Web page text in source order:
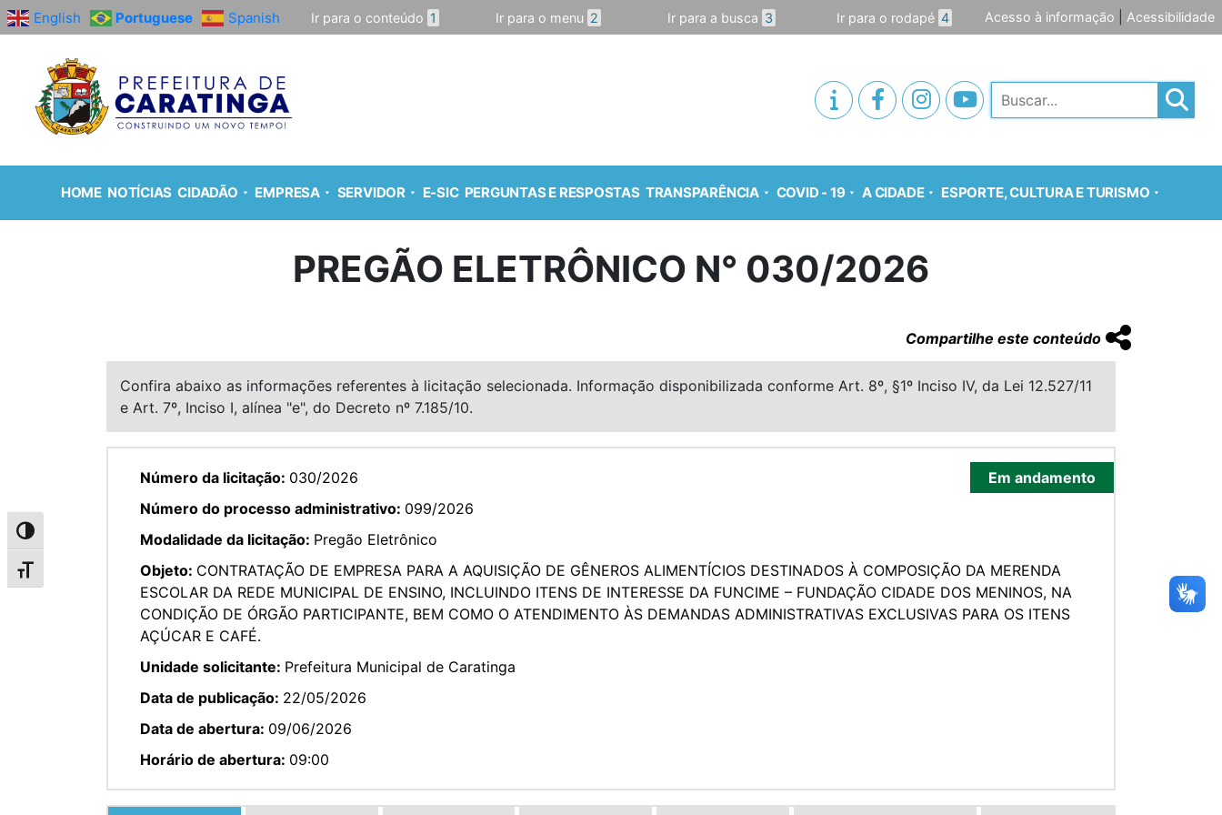
Alternar alto contraste
Alternar tamanho da fonte
English Portuguese Spanish Ir para o conteúdo 1 Ir para o menu 2 Ir para a busca 3 Ir para o rodapé 4 Acesso à informação Acessibilidade
Pesquisar
HOME NOTÍCIAS CIDADÃO EMPRESA SERVIDOR E-SIC PERGUNTAS E RESPOSTAS TRANSPARÊNCIA COVID - 19 A CIDADE ESPORTE, CULTURA E TURISMO
PREGÃO ELETRÔNICO N° 030/2026
Compartilhe este conteúdo
Confira abaixo as informações referentes à licitação selecionada. Informação disponibilizada conforme Art. 8º, §1º Inciso IV, da Lei 12.527/11
e Art. 7º, Inciso I, alínea "e", do Decreto nº 7.185/10.
Em andamento
Número da licitação: 030/2026
Número do processo administrativo: 099/2026
Modalidade da licitação: Pregão Eletrônico
Objeto: CONTRATAÇÃO DE EMPRESA PARA A AQUISIÇÃO DE GÊNEROS ALIMENTÍCIOS DESTINADOS À COMPOSIÇÃO DA MERENDA
ESCOLAR DA REDE MUNICIPAL DE ENSINO, INCLUINDO ITENS DE INTERESSE DA FUNCIME – FUNDAÇÃO CIDADE DOS MENINOS, NA
CONDIÇÃO DE ÓRGÃO PARTICIPANTE, BEM COMO O ATENDIMENTO ÀS DEMANDAS ADMINISTRATIVAS EXCLUSIVAS PARA OS ITENS
AÇÚCAR E CAFÉ.
Unidade solicitante: Prefeitura Municipal de Caratinga
Data de publicação: 22/05/2026
Data de abertura: 09/06/2026
Horário de abertura: 09:00